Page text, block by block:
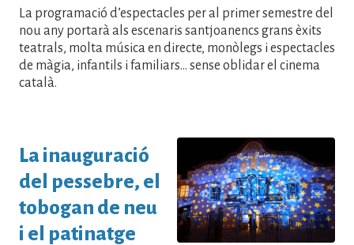
La programació d’espectacles per al primer semestre del
nou any portarà als escenaris santjoanencs grans èxits
teatrals, molta música en directe, monòlegs i espectacles
de màgia, infantils i familiars... sense oblidar el cinema
català.
La inauguració
del pessebre, el
tobogan de neu
i el patinatge